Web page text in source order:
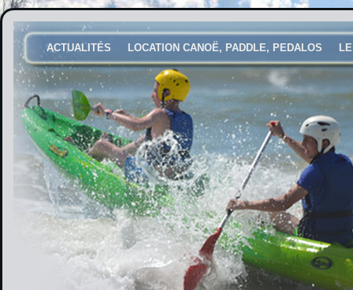
ACTUALITÉS LOCATION CANOË, PADDLE, PEDALOS